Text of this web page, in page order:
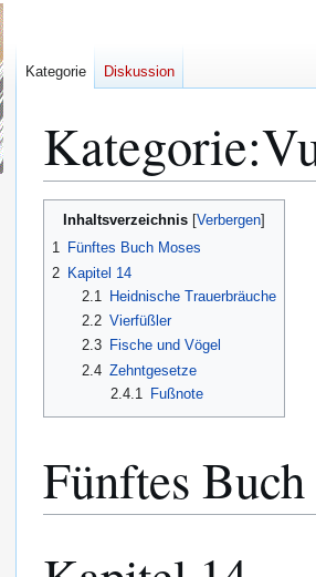
Kategorie:
Zur
Zur
Inhaltsverzeichnis
1 Fünftes Buch Moses
2 Kapitel 14
2.1
Heidnische Trauerbräuche
2.2 Vierfüßler
2.3
Fische und Vögel
2.4 Zehntgesetze
2.4.1
Fußnote
Fünftes
Kategorie Diskussion